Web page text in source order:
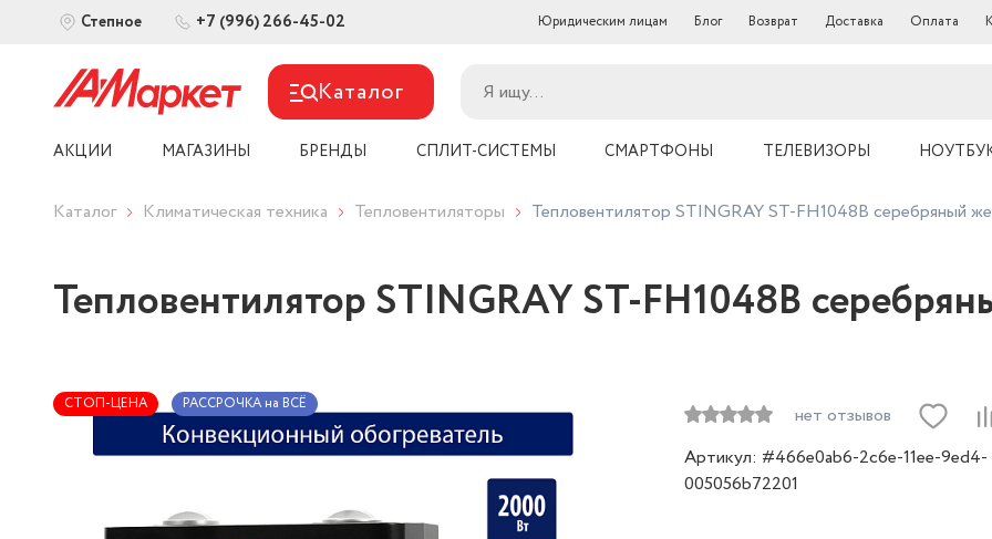
Степное +7 (996) 266-45-02 Юридическим лицам Блог Возврат Доставка Оплата
Каталог
АКЦИИ МАГАЗИНЫ БРЕНДЫ СПЛИТ-СИСТЕМЫ СМАРТФОНЫ ТЕЛЕВИЗОРЫ
Каталог Климатическая техника Тепловентиляторы Тепловентилятор STINGRAY ST-FH1048B серебряный
Тепловентилятор STINGRAY ST-FH1048B
СТОП-ЦЕНА РАССРОЧКА на ВСЁ
нет отзывов
Артикул: #466e0ab6-2c6e-11ee-9ed4-
005056b72201